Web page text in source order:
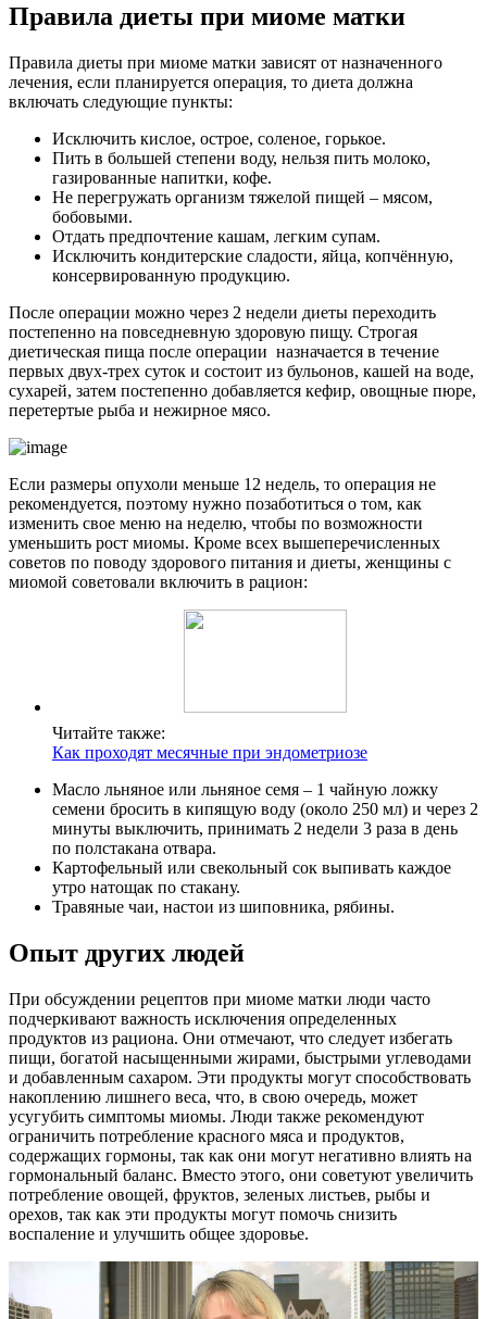
Правила диеты при миоме матки
Правила диеты при миоме матки зависят от назначенного
лечения, если планируется операция, то диета должна
включать следующие пункты:
Исключить кислое, острое, соленое, горькое.
Пить в большей степени воду, нельзя пить молоко,
газированные напитки, кофе.
Не перегружать организм тяжелой пищей – мясом,
бобовыми.
Отдать предпочтение кашам, легким супам.
Исключить кондитерские сладости, яйца, копчённую,
консервированную продукцию.
После операции можно через 2 недели диеты переходить
постепенно на повседневную здоровую пищу. Строгая
диетическая пища после операции назначается в течение
первых двух-трех суток и состоит из бульонов, кашей на воде,
сухарей, затем постепенно добавляется кефир, овощные пюре,
перетертые рыба и нежирное мясо.
Если размеры опухоли меньше 12 недель, то операция не
рекомендуется, поэтому нужно позаботиться о том, как
изменить свое меню на неделю, чтобы по возможности
уменьшить рост миомы. Кроме всех вышеперечисленных
советов по поводу здорового питания и диеты, женщины с
миомой советовали включить в рацион:
Читайте также:
Как проходят месячные при эндометриозе
Масло льняное или льняное семя – 1 чайную ложку
семени бросить в кипящую воду (около 250 мл) и через 2
минуты выключить, принимать 2 недели 3 раза в день
по полстакана отвара.
Картофельный или свекольный сок выпивать каждое
утро натощак по стакану.
Травяные чаи, настои из шиповника, рябины.
Опыт других людей
При обсуждении рецептов при миоме матки люди часто
подчеркивают важность исключения определенных
продуктов из рациона. Они отмечают, что следует избегать
пищи, богатой насыщенными жирами, быстрыми углеводами
и добавленным сахаром. Эти продукты могут способствовать
накоплению лишнего веса, что, в свою очередь, может
усугубить симптомы миомы. Люди также рекомендуют
ограничить потребление красного мяса и продуктов,
содержащих гормоны, так как они могут негативно влиять на
гормональный баланс. Вместо этого, они советуют увеличить
потребление овощей, фруктов, зеленых листьев, рыбы и
орехов, так как эти продукты могут помочь снизить
воспаление и улучшить общее здоровье.